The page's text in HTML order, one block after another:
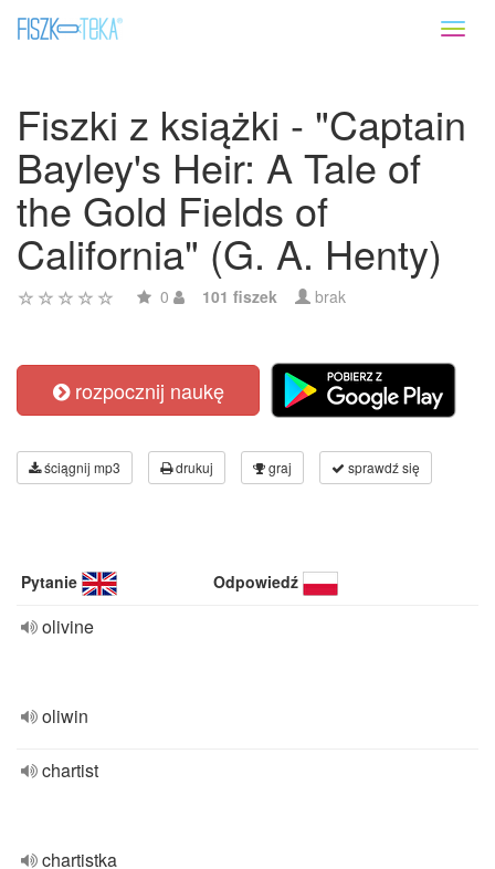
Fiszki z książki - "Captain
Bayley's Heir: A Tale of
the Gold Fields of
California" (G. A. Henty)
0 101 fiszek brak
rozpocznij naukę
ściągnij mp3 drukuj graj sprawdź się
Pytanie Odpowiedź
olivine
oliwin
chartist
chartistka